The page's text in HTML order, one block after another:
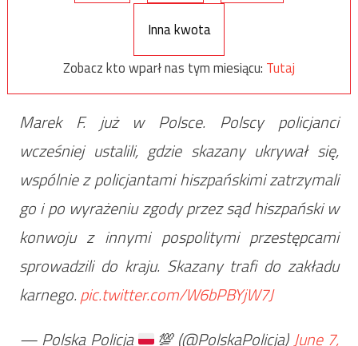
Inna kwota
Zobacz kto wparł nas tym miesiącu: Tutaj
Marek F. już w Polsce. Polscy policjanci
wcześniej ustalili, gdzie skazany ukrywał się,
wspólnie z policjantami hiszpańskimi zatrzymali
go i po wyrażeniu zgody przez sąd hiszpański w
konwoju z innymi pospolitymi przestępcami
sprowadzili do kraju. Skazany trafi do zakładu
karnego.pic.twitter.com/W6bPBYjW7J
— Polska Policja
💯(@PolskaPolicja)June 7,